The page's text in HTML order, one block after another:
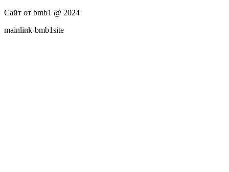
Сайт от bmb1 @ 2024
mainlink-bmb1site